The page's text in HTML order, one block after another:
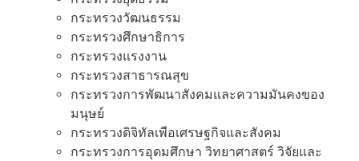
กระทรวงวัฒนธรรม
กระทรวงศึกษาธิการ
กระทรวงแรงงาน
กระทรวงสาธารณสุข
กระทรวงการพัฒนาสังคมและความมันคงของ
มนุษย์
กระทรวงดิจิทัลเพือเศรษฐกิจและสังคม
กระทรวงการอุดมศึกษา วิทยาศาสตร์ วิจัยและ